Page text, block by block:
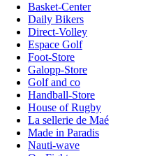
Basket-Center
Daily Bikers
Direct-Volley
Espace Golf
Foot-Store
Galopp-Store
Golf and co
Handball-Store
House of Rugby
La sellerie de Maé
Made in Paradis
Nauti-wave